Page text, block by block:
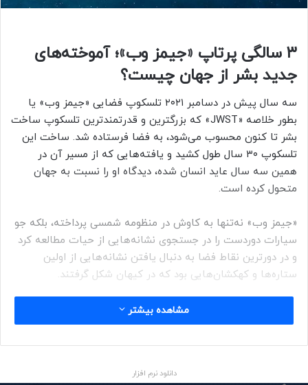
۳ سالگی پرتاپ «جیمز وب»؛ آموخته‌های
جدید بشر از جهان چیست؟
سه سال پیش در دسامبر ۲۰۲۱ تلسکوپ فضایی «جیمز وب» یا
بطور خلاصه «JWST» که بزرگترین و قدرتمندترین تلسکوپ ساخت
بشر تا کنون محسوب می‌شود، به فضا فرستاده شد. ساخت این
تلسکوپ ۳۰ سال طول کشید و یافته‌هایی که از مسیر آن در
همین سه سال عاید انسان شده، دیدگاه او را نسبت به جهان
متحول کرده است.
«جیمز وب» نه‌تنها به کاوش در منظومه شمسی پرداخته، بلکه جو
سیارات دوردست را در جستجوی نشانه‌هایی از حیات مطالعه کرد
و در دورترین نقاط فضا به دنبال یافتن نشانه‌هایی از اولین
ستاره‌ها و کهکشان‌هایی بود که در کیهان شکل گرفتند.
در ادامه، هرآنچه «جیمز وب» در این مدت کوتاه سه ساله به ما
درباره آغاز شکل‌گیری جهان و اسرار آن آموخته، ارائه می‌شود.
مشاهده بیشتر
دانلود نرم افزار